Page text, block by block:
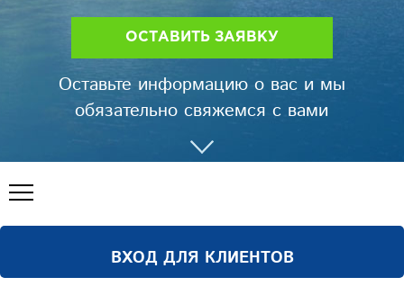
Оставьте информацию о вас и мы
обязательно свяжемся с вами
ВХОД ДЛЯ КЛИЕНТОВ